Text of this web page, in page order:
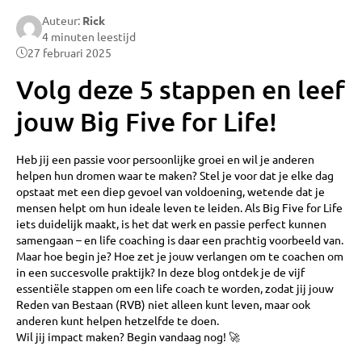
Auteur: Rick
4 minuten leestijd
27 februari 2025
Volg deze 5 stappen en leef
jouw Big Five for Life!
Heb jij een passie voor persoonlijke groei en wil je anderen
helpen hun dromen waar te maken? Stel je voor dat je elke dag
opstaat met een diep gevoel van voldoening, wetende dat je
mensen helpt om hun ideale leven te leiden. Als Big Five for Life
iets duidelijk maakt, is het dat werk en passie perfect kunnen
samengaan – en life coaching is daar een prachtig voorbeeld van.
Maar hoe begin je? Hoe zet je jouw verlangen om te coachen om
in een succesvolle praktijk? In deze blog ontdek je de vijf
essentiële stappen om een life coach te worden, zodat jij jouw
Reden van Bestaan (RVB) niet alleen kunt leven, maar ook
anderen kunt helpen hetzelfde te doen.
Wil jij impact maken? Begin vandaag nog! 🚀